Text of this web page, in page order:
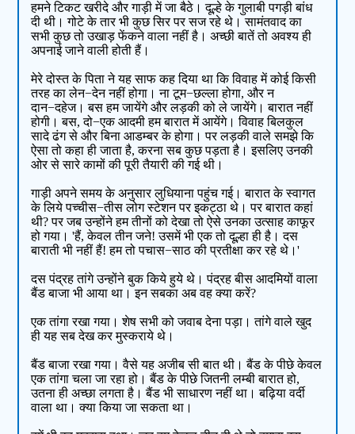
हमने टिकट खरीदे और गाड़ी में जा बैठे। दूल्हे के गुलाबी पगड़ी बांध
दी थी। गोटे के तार भी कुछ सिर पर सज रहे थे। सामंतवाद का
सभी कुछ तो उखाड़ फेंकने वाला नहीं है। अच्छी बातें तो अवश्य ही
अपनाई जाने वाली होती हैं।
मेरे दोस्त के पिता ने यह साफ कह दिया था कि विवाह में कोई किसी
तरह का लेन−देन नहीं होगा। ना टूम−छल्ला होगा, और न
दान−दहेज। बस हम जायेंगे और लड़की को ले जायेंगे। बारात नहीं
होगी। बस, दो−एक आदमी हम बारात में आयेंगे। विवाह बिलकुल
सादे ढंग से और बिना आडम्बर के होगा। पर लड़की वाले समझे कि
ऐसा तो कहा ही जाता है, करना सब कुछ पड़ता है। इसलिए उनकी
ओर से सारे कामों की पूरी तैयारी की गई थी।
गाड़ी अपने समय के अनुसार लुधियाना पहुंच गई। बारात के स्वागत
के लिये पच्चीस−तीस लोग स्टेशन पर इकट्ठा थे। पर बारात कहां
थी? पर जब उन्होंने हम तीनों को देखा तो ऐसे उनका उत्साह काफूर
हो गया। 'हैं, केवल तीन जने! उसमें भी एक तो दूल्हा ही है। दस
बाराती भी नहीं हैं! हम तो पचास−साठ की प्रतीक्षा कर रहे थे।'
दस पंद्रह तांगे उन्होंने बुक किये हुये थे। पंद्रह बीस आदमियों वाला
बैंड बाजा भी आया था। इन सबका अब वह क्या करें?
एक तांगा रखा गया। शेष सभी को जवाब देना पड़ा। तांगे वाले खुद
ही यह सब देख कर मुस्कराये थे।
बैंड बाजा रखा गया। वैसे यह अजीब सी बात थी। बैंड के पीछे केवल
एक तांगा चला जा रहा हो। बैंड के पीछे जितनी लम्बी बारात हो,
उतना ही अच्छा लगता है। बैंड भी साधारण नहीं था। बढ़िया वर्दी
वाला था। क्या किया जा सकता था।